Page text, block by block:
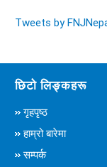
Tweets by
छिटो लिङ्कहरू
गृहपृष्ठ
हाम्रो बारेमा
सम्पर्क